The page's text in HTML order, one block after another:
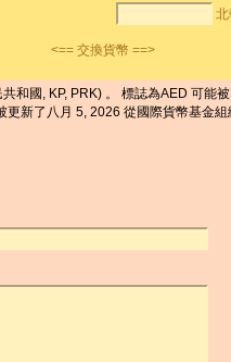
<== 交換貨幣 ==>
國, KP, PRK) 。 標誌為AED 可能
新了八月 5, 2026 從國際貨幣基金